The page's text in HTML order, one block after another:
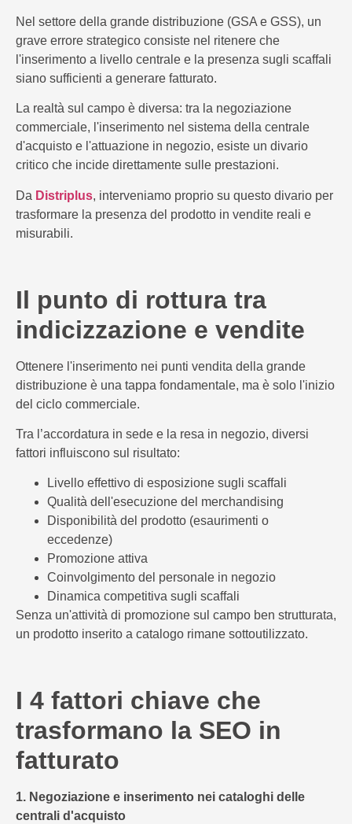
Nel settore della grande distribuzione (GSA e GSS), un
grave errore strategico consiste nel ritenere che
l'inserimento a livello centrale e la presenza sugli scaffali
siano sufficienti a generare fatturato.
La realtà sul campo è diversa: tra la negoziazione
commerciale, l'inserimento nel sistema della centrale
d'acquisto e l'attuazione in negozio, esiste un divario
critico che incide direttamente sulle prestazioni.
Da Distriplus, interveniamo proprio su questo divario per
trasformare la presenza del prodotto in vendite reali e
misurabili.
Il punto di rottura tra
indicizzazione e vendite
Ottenere l'inserimento nei punti vendita della grande
distribuzione è una tappa fondamentale, ma è solo l'inizio
del ciclo commerciale.
Tra l’accordatura in sede e la resa in negozio, diversi
fattori influiscono sul risultato:
Livello effettivo di esposizione sugli scaffali
Qualità dell'esecuzione del merchandising
Disponibilità del prodotto (esaurimenti o
eccedenze)
Promozione attiva
Coinvolgimento del personale in negozio
Dinamica competitiva sugli scaffali
Senza un'attività di promozione sul campo ben strutturata,
un prodotto inserito a catalogo rimane sottoutilizzato.
I 4 fattori chiave che
trasformano la SEO in
fatturato
1. Negoziazione e inserimento nei cataloghi delle
centrali d'acquisto